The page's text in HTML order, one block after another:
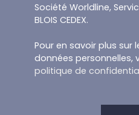
Société Worldline,
BLOIS CEDEX.
Pour en savoir plus sur
données personnelles,
politique de